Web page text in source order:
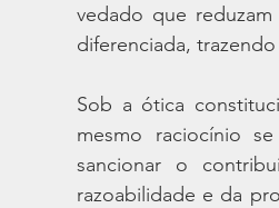
vedado que
diferenciada,
Sob a ótica
mesmo raciocínio
sancionar o
razoabilidade e da